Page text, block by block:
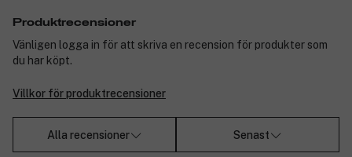
Produktrecensioner
Vänligen logga in för att skriva en recension för produkter som
du har köpt.
Villkor för produktrecensioner
Alla recensioner Senast